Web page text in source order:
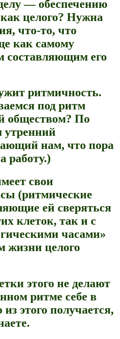
— обеспечению
целого? Нужна
что-то, что
как самому
составляющим его
ритмичность.
под ритм
обществом? По
утренний
нам, что пора
работу.)
свои
(ритмические
ей сверяться
клеток, так и с
часами»
целого
этого не делают
ритме себе в
этого получается,